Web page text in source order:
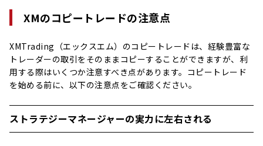
XMのコピートレードの注意点
XMTrading（エックスエム）のコピートレードは、経験豊富な
トレーダーの取引をそのままコピーすることができますが、利
用する際はいくつか注意すべき点があります。コピートレード
を始める前に、以下の注意点をご確認ください。
ストラテジーマネージャーの実力に左右される